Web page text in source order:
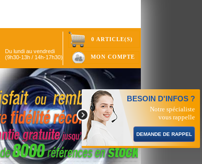
Du lundi au vendredi
(9h30-13h / 14h-17h30)
0 ARTICLE(S)
MON COMPTE
BESOIN D'INFOS ?
Notre spécialiste
vous rappelle
DEMANDE DE RAPPEL